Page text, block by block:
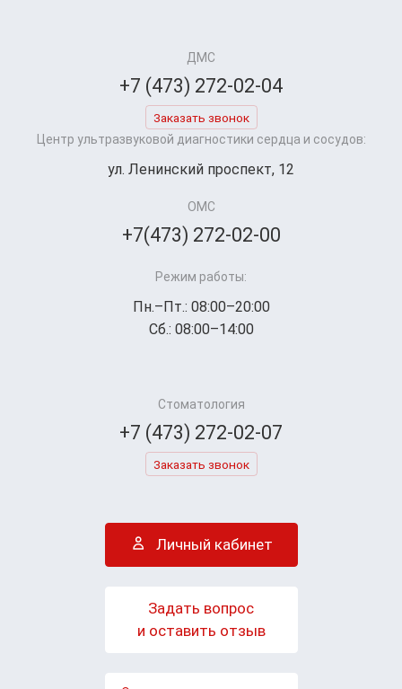
ДМС
+7 (473) 272-02-04
Заказать звонок
Центр ультразвуковой диагностики сердца и сосудов:
ул. Ленинский проспект, 12
ОМС
+7(473) 272-02-00
Режим работы:
Пн.–Пт.: 08:00–20:00
Сб.: 08:00–14:00
Стоматология
+7 (473) 272-02-07
Заказать звонок
Личный кабинет
Задать вопрос
и оставить отзыв